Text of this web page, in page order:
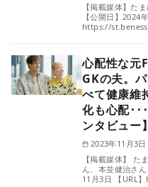
【掲載媒体】た
【公開日】2024
https://
心配性な元
GKの夫。
べて健康維
化も心配･･
ンタビュー】
2023年11月3日
【掲載媒体】 た
ん、本並健治さ
11月3日 【URL